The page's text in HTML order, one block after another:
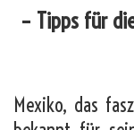
– Tipps für
Mexiko, das